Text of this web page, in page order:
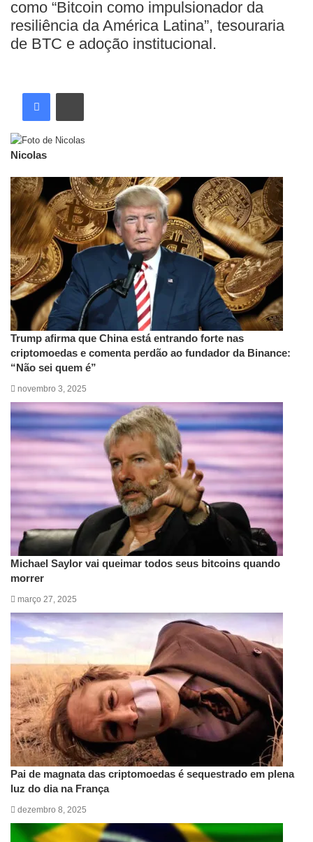
como “Bitcoin como impulsionador da
resiliência da América Latina”, tesouraria
de BTC e adoção institucional.
Nicolas
Trump afirma que China está entrando forte nas
criptomoedas e comenta perdão ao fundador da Binance:
“Não sei quem é”
novembro 3, 2025
Michael Saylor vai queimar todos seus bitcoins quando
morrer
março 27, 2025
Pai de magnata das criptomoedas é sequestrado em plena
luz do dia na França
dezembro 8, 2025